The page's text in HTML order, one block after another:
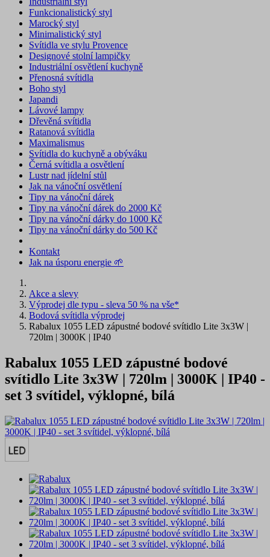
Funkcionalistický styl
Marocký styl
Minimalistický styl
Svítidla ve stylu Provence
Designové stolní lampičky
Industriální osvětlení kuchyně
Přenosná svítidla
Boho styl
Japandi
Lávové lampy
Dřevěná svítidla
Ratanová svítidla
Maximalismus
Svítidla do kuchyně a obýváku
Černá svítidla a osvětlení
Lustr nad jídelní stůl
Jak na vánoční osvětlení
Tipy na vánoční dárek
Tipy na vánoční dárek do 2000 Kč
Tipy na vánoční dárky do 1000 Kč
Tipy na vánoční dárky do 500 Kč
Kontakt
Jak na úsporu energie 🌱
Akce a slevy
Výprodej dle typu - sleva 50 % na vše*
Bodová svítidla výprodej
Rabalux 1055 LED zápustné bodové svítidlo Lite 3x3W |
720lm | 3000K | IP40
Rabalux 1055 LED zápustné bodové
svítidlo Lite 3x3W | 720lm | 3000K | IP40 -
set 3 svítidel, výklopné, bílá